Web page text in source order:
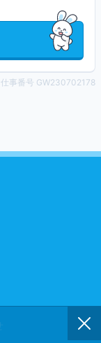
仕事番号 GW230702178